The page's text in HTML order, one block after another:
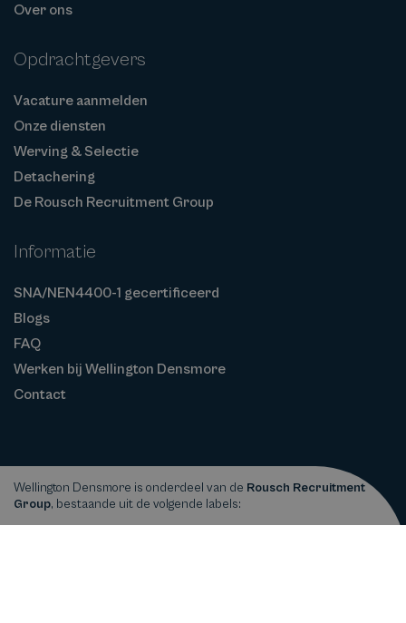
Over ons
Opdrachtgevers
Vacature aanmelden
Onze diensten
Werving & Selectie
Detachering
De Rousch Recruitment Group
Informatie
SNA/NEN4400-1 gecertificeerd
Blogs
FAQ
Werken bij Wellington Densmore
Contact
Wellington Densmore is onderdeel van de Rousch Recruitment
Group, bestaande uit de volgende labels: